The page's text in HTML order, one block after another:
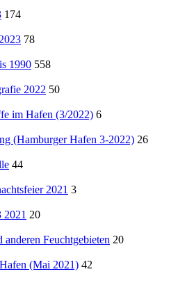
174
78
1990 558
2022 50
im Hafen (3/2022) 6
(Hamburger Hafen 3-2022) 26
44
2021 3
2021 20
Feuchtgebieten 20
(Mai 2021) 42